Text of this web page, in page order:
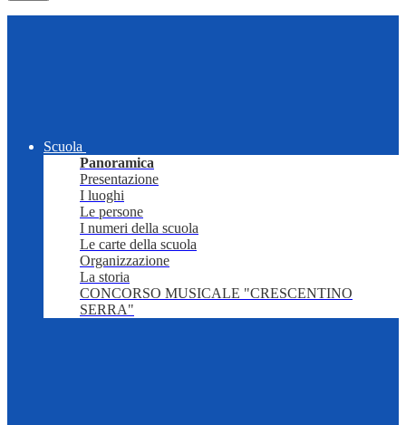
Scuola
Panoramica
Presentazione
I luoghi
Le persone
I numeri della scuola
Le carte della scuola
Organizzazione
La storia
CONCORSO MUSICALE "CRESCENTINO
SERRA"